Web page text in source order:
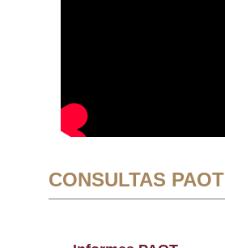
CONSULTAS PAOT